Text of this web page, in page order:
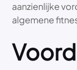
aanzienlijke
algemene